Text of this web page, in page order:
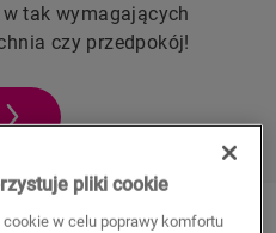
tak wymagających
czy przedpokój!
pliki cookie
w celu poprawy komfortu